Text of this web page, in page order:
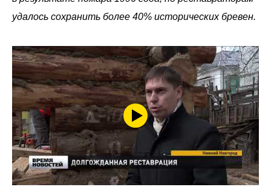
удалось сохранить более 40% исторических бревен.